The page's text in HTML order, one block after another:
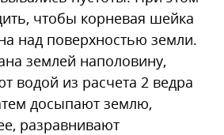
чтобы корневая шейка
над поверхностью земли.
землей наполовину,
водой из расчета 2 ведра
досыпают землю,
разравнивают